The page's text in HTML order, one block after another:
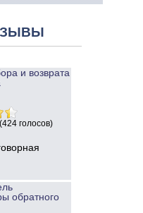
и возврата
голосов)
обратного